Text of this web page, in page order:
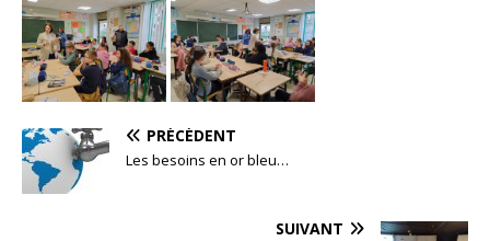
PRÉCÉDENT
Les besoins en or bleu…
SUIVANT